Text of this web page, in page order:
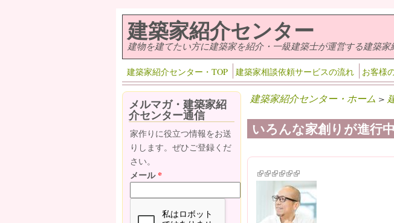
建築家紹介センター
建物を建てたい方に建築家を紹介・一級建築士が運営する建築家
建築家紹介センター・TOP 建築家相談依頼サービスの流れ お客様
建築家紹介センター・ホーム >
いろんな家創りが進行中
(link is external)
(link is external)
(link is external)
(link is external)
(link is external)
(link is external)
メルマガ・建築家紹
介センター通信
家作りに役立つ情報をお送
りします。ぜひご登録くだ
さい。
メール*